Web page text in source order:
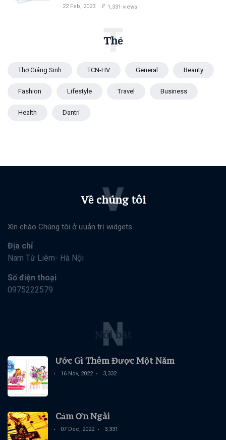
22 Feb, 2023 1,331 views
Thẻ
T
Thơ Giáng Sinh TCN-HV General Beauty
Fashion Lifestyle Travel Business
Health Dantri
Về chúng tôi
V
Xìn chào Chúng tôi ở ưuản trị widgets
Địa chỉ
Nam Từ Liêm- Hà Nội
Số điện thoại
0975222579
Nổi bật
N
Ước Gì Thêm Được Một Năm
16 Nov, 2022 3,332
Cảm Ơn Ngài
07 Dec, 2022 3,331